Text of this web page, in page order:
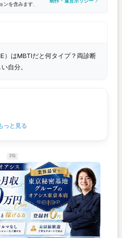
ンを含みます。
）はMBTIだと何タイプ？両診断
自分。
っと見る
PR